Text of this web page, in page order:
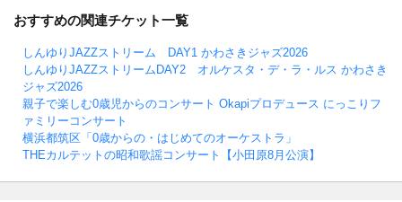
おすすめの関連チケット一覧
しんゆりJAZZストリーム DAY1 かわさきジャズ2026
しんゆりJAZZストリームDAY2 オルケスタ・デ・ラ・ルス かわさき
ジャズ2026
親子で楽しむ0歳児からのコンサート Okapiプロデュース にっこりフ
ァミリーコンサート
横浜都筑区「0歳からの・はじめてのオーケストラ」
THEカルテットの昭和歌謡コンサート【小田原8月公演】